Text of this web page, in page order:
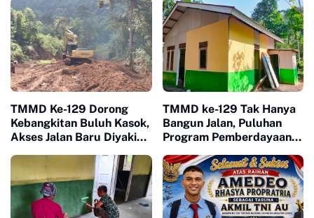
Warga Jadi Nilai Utama
TMMD Ke-129 Dorong
Kebangkitan Buluh Kasok,
Akses Jalan Baru Diyakini
Ekonomi Warga
TMMD ke-129 Tak Hanya
Bangun Jalan, Puluhan
Program Pemberdayaan
di Buluh Kasok